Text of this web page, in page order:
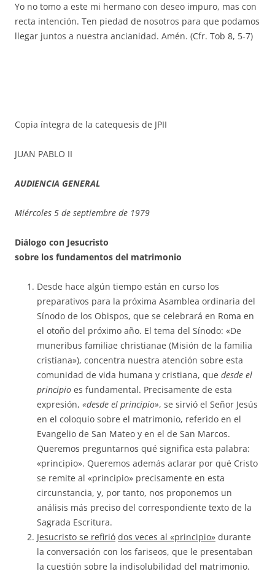
Yo no tomo a este mi hermano con deseo impuro, mas con
recta intención. Ten piedad de nosotros para que podamos
llegar juntos a nuestra ancianidad. Amén. (Cfr. Tob 8, 5-7)
Copia íntegra de la catequesis de JPII
JUAN PABLO II
AUDIENCIA GENERAL
Miércoles 5 de septiembre de 1979
Diálogo con Jesucristo
sobre los fundamentos del matrimonio
Desde hace algún tiempo están en curso los
preparativos para la próxima Asamblea ordinaria del
Sínodo de los Obispos, que se celebrará en Roma en
el otoño del próximo año. El tema del Sínodo: «De
muneribus familiae christianae (Misión de la familia
cristiana»), concentra nuestra atención sobre esta
comunidad de vida humana y cristiana, que desde el
principio es fundamental. Precisamente de esta
expresión, «desde el principio», se sirvió el Señor Jesús
en el coloquio sobre el matrimonio, referido en el
Evangelio de San Mateo y en el de San Marcos.
Queremos preguntarnos qué significa esta palabra:
«principio». Queremos además aclarar por qué Cristo
se remite al «principio» precisamente en esta
circunstancia, y, por tanto, nos proponemos un
análisis más preciso del correspondiente texto de la
Sagrada Escritura.
Jesucristo se refirió dos veces al «principio» durante
la conversación con los fariseos, que le presentaban
la cuestión sobre la indisolubilidad del matrimonio.